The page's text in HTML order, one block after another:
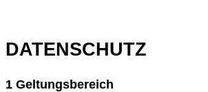
DATENSCHUTZ
1 Geltungsbereich